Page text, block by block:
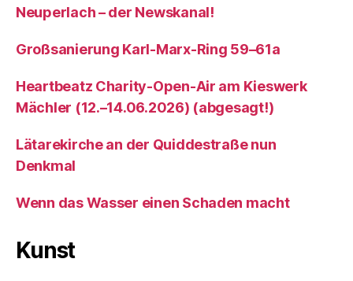
Neuperlach – der Newskanal!
Großsanierung Karl-Marx-Ring 59–61a
Heartbeatz Charity-Open-Air am Kieswerk
Mächler (12.–14.06.2026) (abgesagt!)
Lätarekirche an der Quiddestraße nun
Denkmal
Wenn das Wasser einen Schaden macht
Kunst